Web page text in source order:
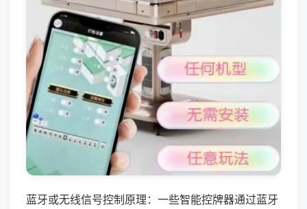
蓝牙或无线信号控制原理：一些智能控牌器通过蓝牙